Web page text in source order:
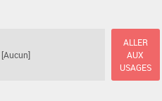
[Aucun]
ALLER
AUX
USAGES